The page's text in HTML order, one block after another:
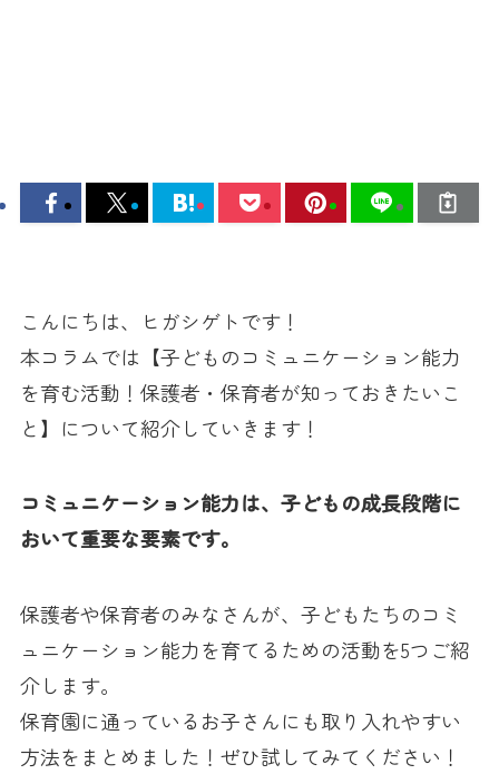
こんにちは、ヒガシゲトです！
本コラムでは【子どものコミュニケーション能力
を育む活動！保護者・保育者が知っておきたいこ
と】について紹介していきます！
コミュニケーション能力は、子どもの成長段階に
おいて重要な要素です。
保護者や保育者のみなさんが、子どもたちのコミ
ュニケーション能力を育てるための活動を5つご紹
介します。
保育園に通っているお子さんにも取り入れやすい
方法をまとめました！ぜひ試してみてください！